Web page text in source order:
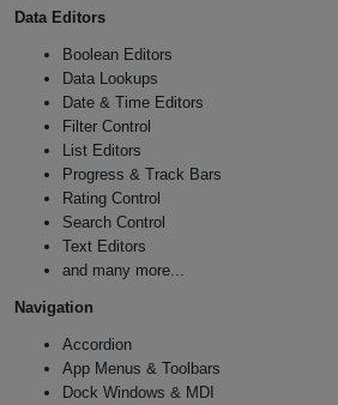
Data Editors
Boolean Editors
Data Lookups
Date & Time Editors
Filter Control
List Editors
Progress & Track Bars
Rating Control
Search Control
Text Editors
and many more...
Navigation
Accordion
App Menus & Toolbars
Dock Windows & MDI